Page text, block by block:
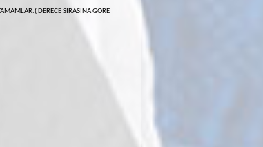
DERECE SIRASINA GÖRE